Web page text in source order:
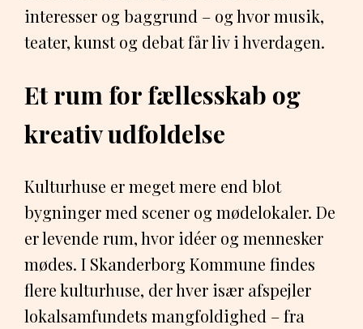
interesser og baggrund – og hvor musik,
teater, kunst og debat får liv i hverdagen.
Et rum for fællesskab og
kreativ udfoldelse
Kulturhuse er meget mere end blot
bygninger med scener og mødelokaler. De
er levende rum, hvor idéer og mennesker
mødes. I Skanderborg Kommune findes
flere kulturhuse, der hver især afspejler
lokalsamfundets mangfoldighed – fra